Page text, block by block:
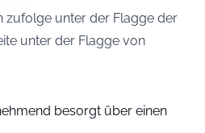
zufolge unter der Flagge der
unter der Flagge von
besorgt über einen